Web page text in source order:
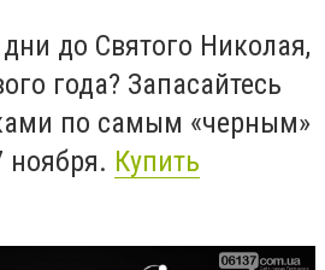
до Святого Николая,
года? Запасайтесь
по самым «черным»
ноября. Купить